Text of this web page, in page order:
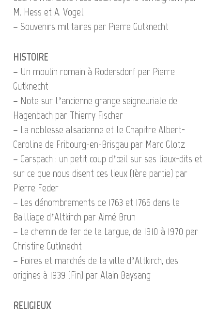
M. Hess et A. Vogel
– Souvenirs militaires par Pierre Gutknecht
HISTOIRE
– Un moulin romain à Rodersdorf par Pierre
Gutknecht
– Note sur l’ancienne grange seigneuriale de
Hagenbach par Thierry Fischer
– La noblesse alsacienne et le Chapitre Albert-
Caroline de Fribourg-en-Brisgau par Marc Glotz
– Carspach : un petit coup d’œil sur ses lieux-dits et
sur ce que nous disent ces lieux (1ère partie) par
Pierre Feder
– Les dénombrements de 1763 et 1766 dans le
Bailliage d’Altkirch par Aimé Brun
– Le chemin de fer de la Largue, de 1910 à 1970 par
Christine Gutknecht
– Foires et marchés de la ville d’Altkirch, des
origines à 1939 (Fin) par Alain Baysang
RELIGIEUX